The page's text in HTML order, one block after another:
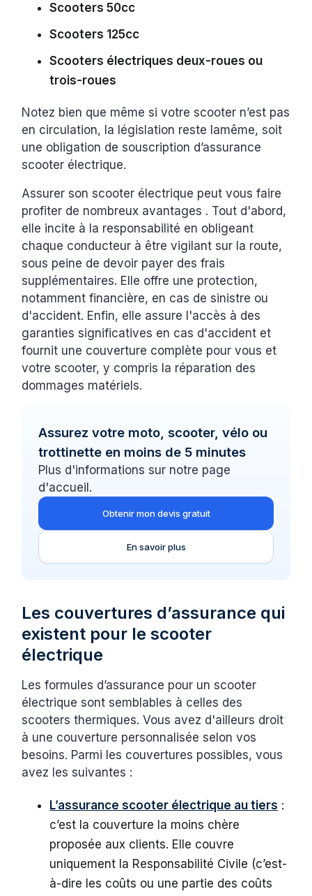
Scooters 50cc
Scooters 125cc
Scooters électriques deux-roues ou
trois-roues
Notez bien que même si votre scooter n’est pas
en circulation, la législation reste lamême, soit
une obligation de souscription d’assurance
scooter électrique.
Assurer son scooter électrique peut vous faire
profiter de nombreux avantages . Tout d'abord,
elle incite à la responsabilité en obligeant
chaque conducteur à être vigilant sur la route,
sous peine de devoir payer des frais
supplémentaires. Elle offre une protection,
notamment financière, en cas de sinistre ou
d'accident. Enfin, elle assure l'accès à des
garanties significatives en cas d'accident et
fournit une couverture complète pour vous et
votre scooter, y compris la réparation des
dommages matériels.
Assurez votre moto, scooter, vélo ou
trottinette en moins de 5 minutes
Plus d'informations sur notre page
d'accueil.
Obtenir mon devis gratuit
En savoir plus
Les couvertures d’assurance qui
existent pour le scooter
électrique
Les formules d’assurance pour un scooter
électrique sont semblables à celles des
scooters thermiques. Vous avez d'ailleurs droit
à une couverture personnalisée selon vos
besoins. Parmi les couvertures possibles, vous
avez les suivantes :
L’assurance scooter électrique au tiers :
c’est la couverture la moins chère
proposée aux clients. Elle couvre
uniquement la Responsabilité Civile (c’est-
à-dire les coûts ou une partie des coûts